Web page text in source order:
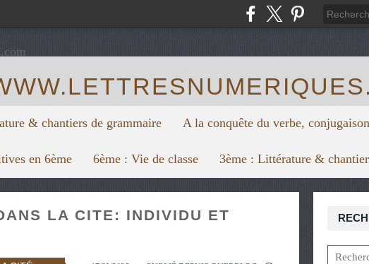
& chantiers de grammaire A la conquête du verbe,
en 6ème 6ème : Vie de classe 3ème : Littérature &
LA CITE: INDIVIDU ET
https://